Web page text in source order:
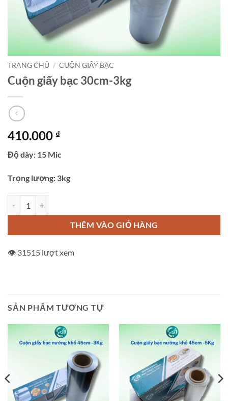
TRANG CHỦ / CUỘN GIẤY BẠC
Cuộn giấy bạc 30cm-3kg
410.000 ₫
Độ dày: 15 Mic
Trọng lượng: 3kg
THÊM VÀO GIỎ HÀNG
👁️ 31515 lượt xem
SẢN PHẨM TƯƠNG TỰ